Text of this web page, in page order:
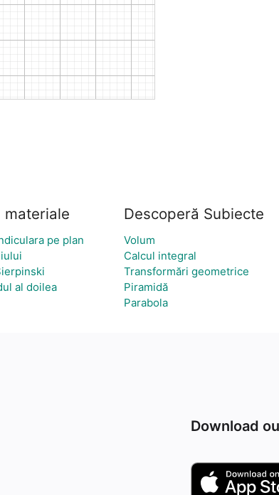
materiale
pe plan
al doilea
Descoperă Subiecte
Volum
Calcul integral
Transformări geometrice
Piramidă
Parabola
Download